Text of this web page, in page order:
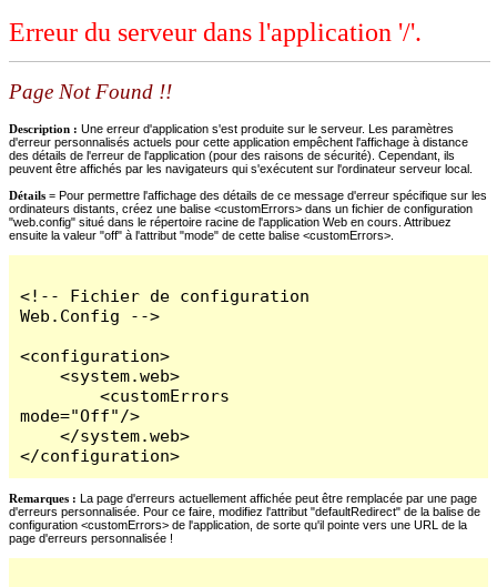
Erreur du serveur dans l'application '/'.
Page Not Found !!
Description : Une erreur d'application s'est produite sur le serveur. Les paramètres
d'erreur personnalisés actuels pour cette application empêchent l'affichage à distance
des détails de l'erreur de l'application (pour des raisons de sécurité). Cependant, ils
peuvent être affichés par les navigateurs qui s'exécutent sur l'ordinateur serveur local.
Détails = Pour permettre l'affichage des détails de ce message d'erreur spécifique sur les
ordinateurs distants, créez une balise <customErrors> dans un fichier de configuration
"web.config" situé dans le répertoire racine de l'application Web en cours. Attribuez
ensuite la valeur "off" à l'attribut "mode" de cette balise <customErrors>.
<!-- Fichier de configuration
Web.Config -->
<configuration>
    <system.web>
        <customErrors
mode="Off"/>
    </system.web>
</configuration>
Remarques : La page d'erreurs actuellement affichée peut être remplacée par une page
d'erreurs personnalisée. Pour ce faire, modifiez l'attribut "defaultRedirect" de la balise de
configuration <customErrors> de l'application, de sorte qu'il pointe vers une URL de la
page d'erreurs personnalisée !